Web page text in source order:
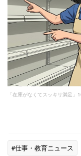
「在庫がなくてスッキリ満足
#仕事・教育ニュース